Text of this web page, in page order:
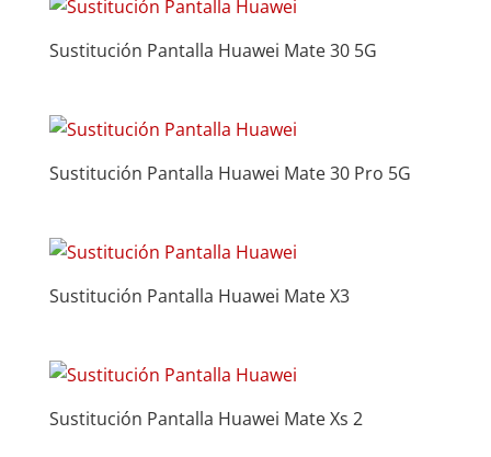
Sustitución Pantalla Huawei Mate 30 5G
Sustitución Pantalla Huawei Mate 30 Pro 5G
Sustitución Pantalla Huawei Mate X3
Sustitución Pantalla Huawei Mate Xs 2